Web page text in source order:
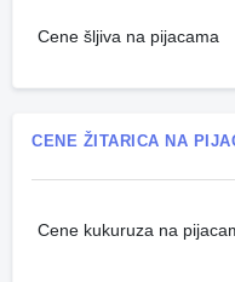
Cene šljiva na pijacama
CENE ŽITARICA NA
Cene kukuruza na